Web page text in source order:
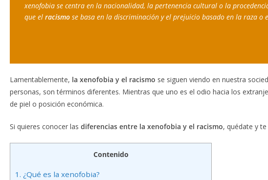
xenofobia se centra en la nacionalidad, la pertenencia cultural o la
que el racismo se basa en la discriminación y el prejuicio basado en la raza o
Lamentablemente, la xenofobia y el racismo se siguen viendo en nuestra
personas, son términos diferentes. Mientras que uno es el odio hacia los
de piel o posición económica.
Si quieres conocer las diferencias entre la xenofobia y el racismo, quédate y
Contenido
1. ¿Qué es la xenofobia?